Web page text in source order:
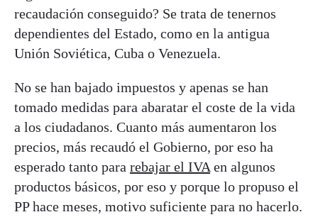
recaudación conseguido? Se trata de tenernos
dependientes del Estado, como en la antigua
Unión Soviética, Cuba o Venezuela.
No se han bajado impuestos y apenas se han
tomado medidas para abaratar el coste de la vida
a los ciudadanos. Cuanto más aumentaron los
precios, más recaudó el Gobierno, por eso ha
esperado tanto para rebajar el IVA en algunos
productos básicos, por eso y porque lo propuso el
PP hace meses, motivo suficiente para no hacerlo.